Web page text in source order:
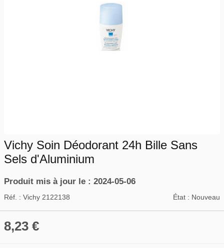
Vichy Soin Déodorant 24h Bille Sans
Sels d'Aluminium
Produit mis à jour le : 2024-05-06
Réf. : Vichy 2122138 État : Nouveau
8,23 €